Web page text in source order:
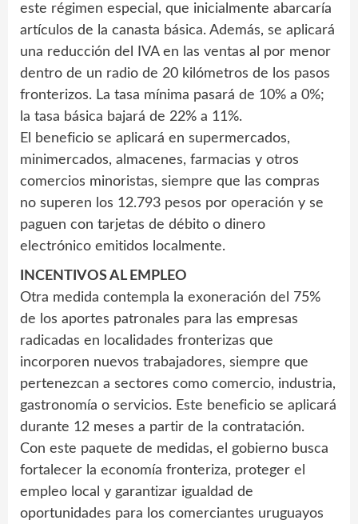
este régimen especial, que inicialmente abarcaría
artículos de la canasta básica. Además, se aplicará
una reducción del IVA en las ventas al por menor
dentro de un radio de 20 kilómetros de los pasos
fronterizos. La tasa mínima pasará de 10% a 0%;
la tasa básica bajará de 22% a 11%.
El beneficio se aplicará en supermercados,
minimercados, almacenes, farmacias y otros
comercios minoristas, siempre que las compras
no superen los 12.793 pesos por operación y se
paguen con tarjetas de débito o dinero
electrónico emitidos localmente.
INCENTIVOS AL EMPLEO
Otra medida contempla la exoneración del 75%
de los aportes patronales para las empresas
radicadas en localidades fronterizas que
incorporen nuevos trabajadores, siempre que
pertenezcan a sectores como comercio, industria,
gastronomía o servicios. Este beneficio se aplicará
durante 12 meses a partir de la contratación.
Con este paquete de medidas, el gobierno busca
fortalecer la economía fronteriza, proteger el
empleo local y garantizar igualdad de
oportunidades para los comerciantes uruguayos